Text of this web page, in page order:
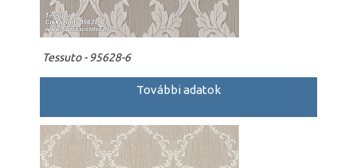
Tessuto - 95628-6
További adatok